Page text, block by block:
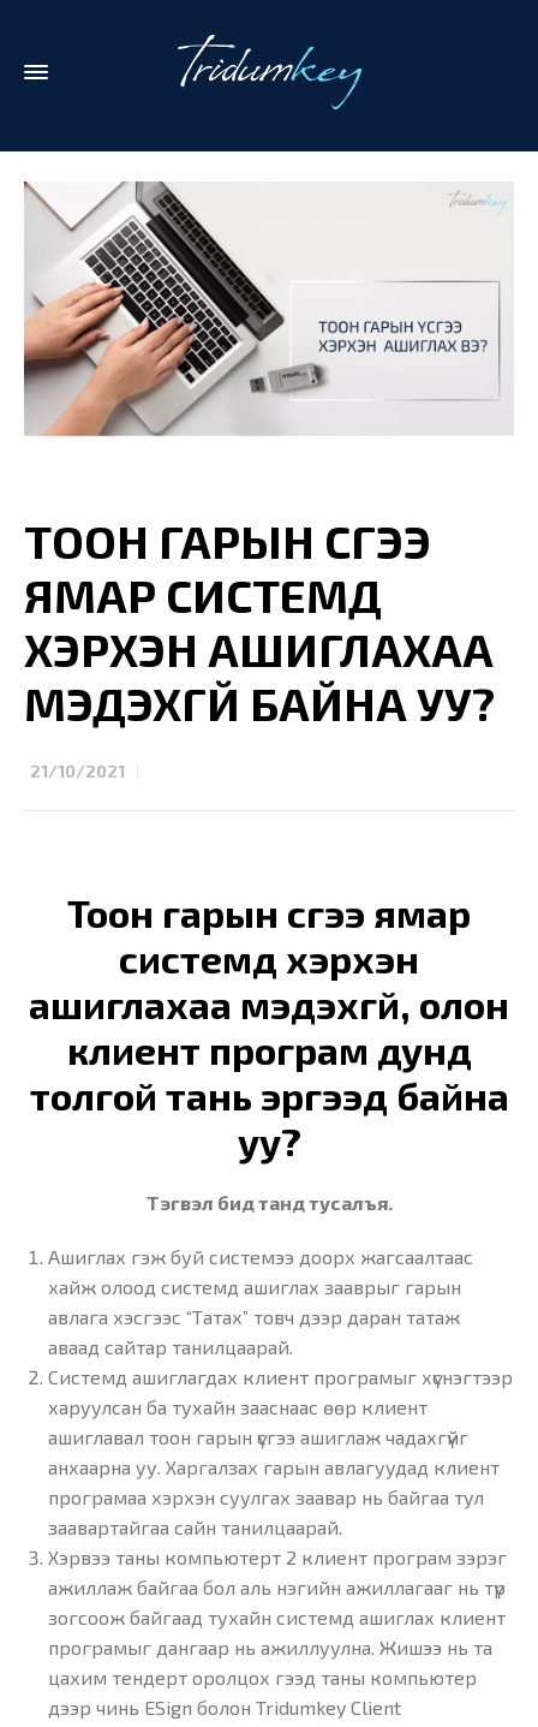
ТООН ГАРЫН ҮСГЭЭ
ЯМАР СИСТЕМД
ХЭРХЭН АШИГЛАХАА
МЭДЭХГҮЙ БАЙНА УУ?
21/10/2021
Тоон гарын үсгээ ямар
системд хэрхэн
ашиглахаа мэдэхгүй, олон
клиент програм дунд
толгой тань эргээд байна
уу?
Тэгвэл бид танд тусалъя.
Ашиглах гэж буй системээ доорх жагсаалтаас
хайж олоод системд ашиглах зааврыг гарын
авлага хэсгээс “Татах” товч дээр даран татаж
аваад сайтар танилцаарай.
Системд ашиглагдах клиент програмыг хүснэгтээр
харуулсан ба тухайн зааснаас өөр клиент
ашиглавал тоон гарын үсгээ ашиглаж чадахгүйг
анхаарна уу. Харгалзах гарын авлагуудад клиент
програмаа хэрхэн суулгах заавар нь байгаа тул
заавартайгаа сайн танилцаарай.
Хэрвээ таны компьютерт 2 клиент програм зэрэг
ажиллаж байгаа бол аль нэгийн ажиллагааг нь түр
зогсоож байгаад тухайн системд ашиглах клиент
програмыг дангаар нь ажиллуулна. Жишээ нь та
цахим тендерт оролцох гээд таны компьютер
дээр чинь ESign болон Tridumkey Client